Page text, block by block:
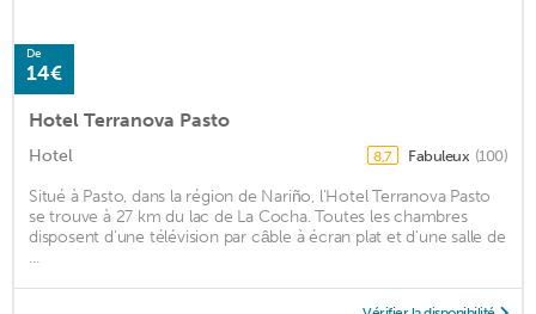
De
14€
Hotel Terranova Pasto
Hotel 8,7 Fabuleux (100)
Situé à Pasto, dans la région de Nariño, l'Hotel Terranova Pasto
se trouve à 27 km du lac de La Cocha. Toutes les chambres
disposent d'une télévision par câble à écran plat et d'une salle de
...